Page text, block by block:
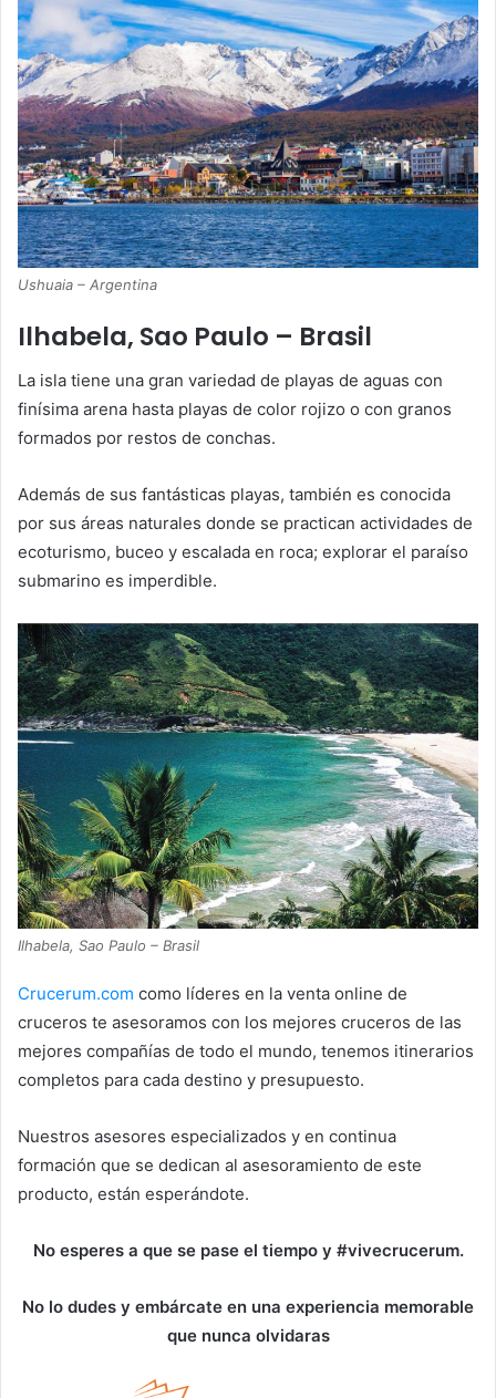
Ushuaia – Argentina
Ilhabela, Sao Paulo – Brasil
La isla tiene una gran variedad de playas de aguas con
finísima arena hasta playas de color rojizo o con granos
formados por restos de conchas.
Además de sus fantásticas playas, también es conocida
por sus áreas naturales donde se practican actividades de
ecoturismo, buceo y escalada en roca; explorar el paraíso
submarino es imperdible.
Ilhabela, Sao Paulo – Brasil
Crucerum.com como líderes en la venta online de
cruceros te asesoramos con los mejores cruceros de las
mejores compañías de todo el mundo, tenemos itinerarios
completos para cada destino y presupuesto.
Nuestros asesores especializados y en continua
formación que se dedican al asesoramiento de este
producto, están esperándote.
No esperes a que se pase el tiempo y #vivecrucerum.
No lo dudes y embárcate en una experiencia memorable
que nunca olvidaras